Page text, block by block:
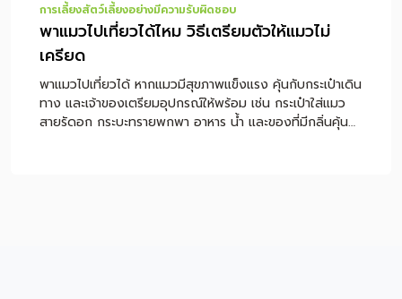
การเลี้ยงสัตว์เลี้ยงอย่างมีความรับผิดชอบ
พาแมวไปเที่ยวได้ไหม วิธีเตรียมตัวให้แมวไม่
เครียด
พาแมวไปเที่ยวได้ หากแมวมีสุขภาพแข็งแรง คุ้นกับกระเป๋าเดิน
ทาง และเจ้าของเตรียมอุปกรณ์ให้พร้อม เช่น กระเป๋าใส่แมว
สายรัดอก กระบะทรายพกพา อาหาร น้ำ และของที่มีกลิ่นคุ้น